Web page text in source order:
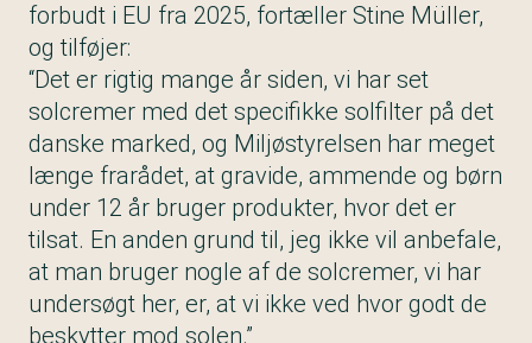
forbudt i EU fra 2025, fortæller Stine Müller,
og tilføjer:
“Det er rigtig mange år siden, vi har set
solcremer med det specifikke solfilter på det
danske marked, og Miljøstyrelsen har meget
længe frarådet, at gravide, ammende og børn
under 12 år bruger produkter, hvor det er
tilsat. En anden grund til, jeg ikke vil anbefale,
at man bruger nogle af de solcremer, vi har
undersøgt her, er, at vi ikke ved hvor godt de
beskytter mod solen.”